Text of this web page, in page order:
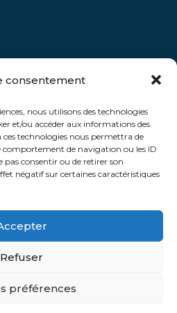
consentement
nous utilisons des technologies
et/ou accéder aux informations des
ces technologies nous permettra de
comportement de navigation ou les ID
pas consentir ou de retirer son
négatif sur certaines caractéristiques
Refuser
préférences
ligne ouverte aux clubs de ping pong,
- Raquettes de ping pong, sacs,
tables de ping pong, colles, nettoyants,
@Proximité - Création de site internet à
Manche | Normandie |